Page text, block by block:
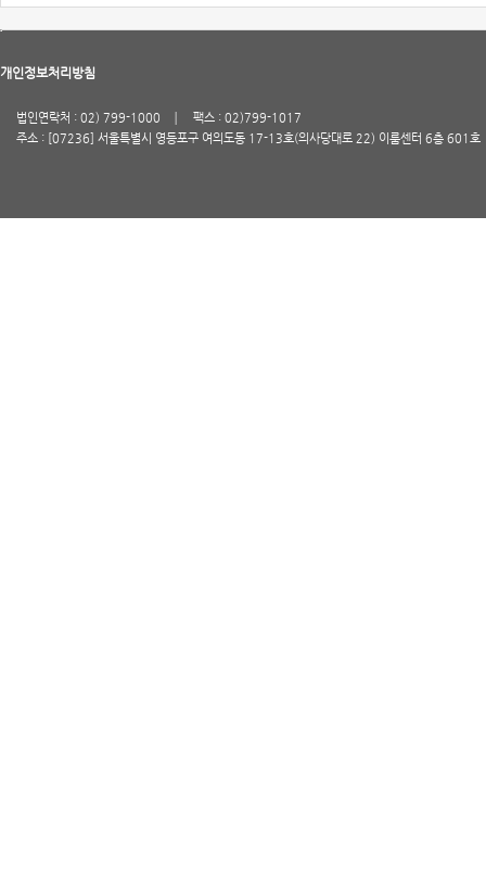
개인정보처리방침
법인연락처 : 02) 799-1000
팩스 : 02)799-1017
주소 : [07236] 서울특별시 영등포구 여의도동 17-13호(의사당대로 22) 이룸센터 6층 601호